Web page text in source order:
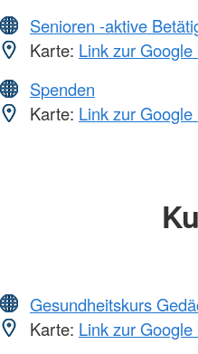
Senioren -aktive
Karte: Link zur
Spenden
Karte: Link zur
Gesundheitskurs
Karte: Link zur